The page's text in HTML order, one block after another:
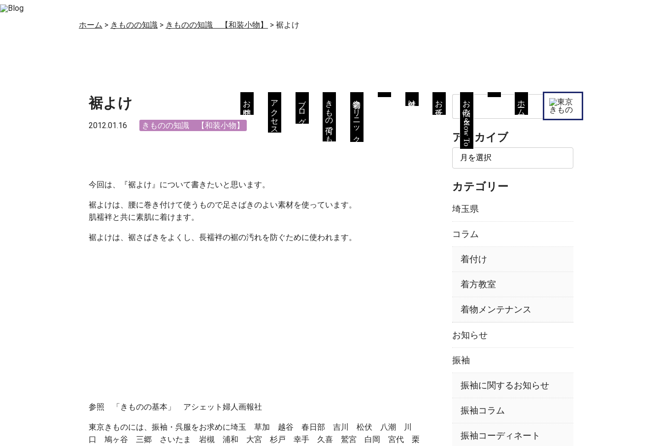
ホーム
お悩み＆How To
お仕立て
着付け
着物クリニック
きもの何でも相談会
ブログ
アクセス
お問合せ
ホーム > きものの知識 > きものの知識 【和装小物】 > 裾よけ
裾よけ
2012.01.16 きものの知識 【和装小物】
今回は、『裾よけ』について書きたいと思います。
裾よけは、腰に巻き付けて使うもので足さばきのよい素材を使っています。
肌襦袢と共に素肌に着けます。
裾よけは、裾さばきをよくし、長襦袢の裾の汚れを防ぐために使われます。
参照 「きものの基本」 アシェット婦人画報社
東京きものには、振袖・呉服をお求めに埼玉 草加 越谷 春日部 吉川 松伏 八潮 川
口 鳩ヶ谷 三郷 さいたま 岩槻 浦和 大宮 杉戸 幸手 久喜 鷲宮 白岡 宮代 栗
アーカイブ
カテゴリー
埼玉県
コラム
着付け
着方教室
着物メンテナンス
お知らせ
振袖
振袖に関するお知らせ
振袖コラム
振袖コーディネート